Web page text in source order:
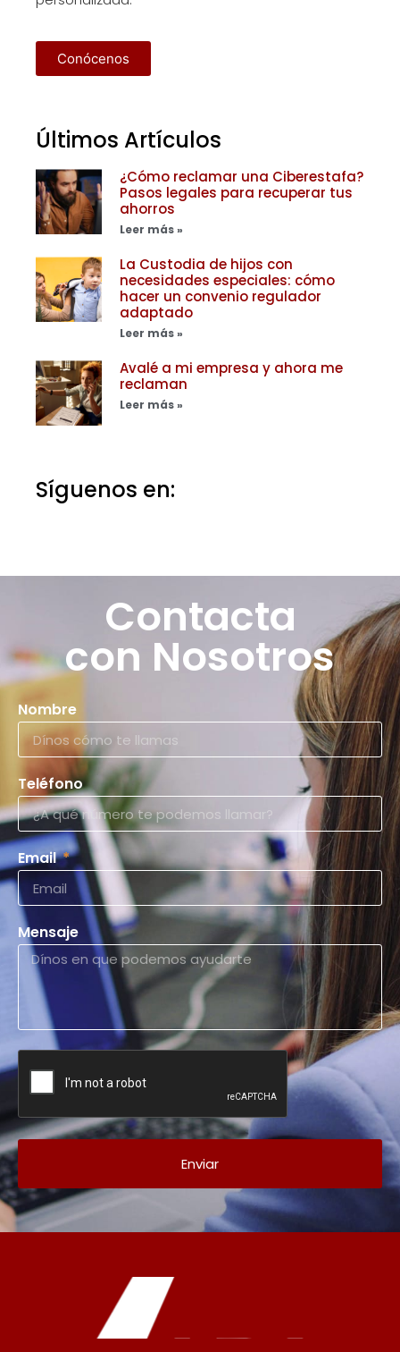
Conócenos
Últimos Artículos
¿Cómo reclamar una Ciberestafa?
Pasos legales para recuperar tus
ahorros
Leer más »
La Custodia de hijos con
necesidades especiales: cómo
hacer un convenio regulador
adaptado
Leer más »
Avalé a mi empresa y ahora me
reclaman
Leer más »
Síguenos en:
Contacta
con Nosotros
Nombre
Teléfono
Email
Mensaje
Enviar